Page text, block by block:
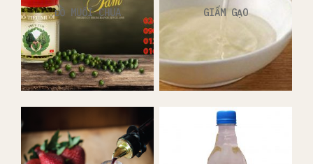
ĐỒ MUỐI CHUA GIẤM GẠO